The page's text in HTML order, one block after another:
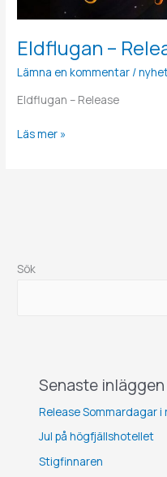
Eldflugan –
Lämna en kommentar /
Eldflugan – Release
Läs mer »
Sök
Senaste inläggen
Release Sommardagar i
Jul på högfjällshotellet
Stigfinnaren